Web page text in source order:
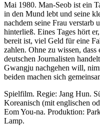
Mai 1980. Man-Seob ist ein
in den Mund lebt und seine
nachdem seine Frau verstarb
hinterließ. Eines Tages hört
bereit ist, viel Geld für eine
zahlen. Ohne zu wissen,
deutschen Journalisten
Gwangju nachgehen will,
beiden machen sich
Spielfilm. Regie: Jang Hun.
Koreanisch (mit englischen
Eom You-na. Produktion:
Lamp.